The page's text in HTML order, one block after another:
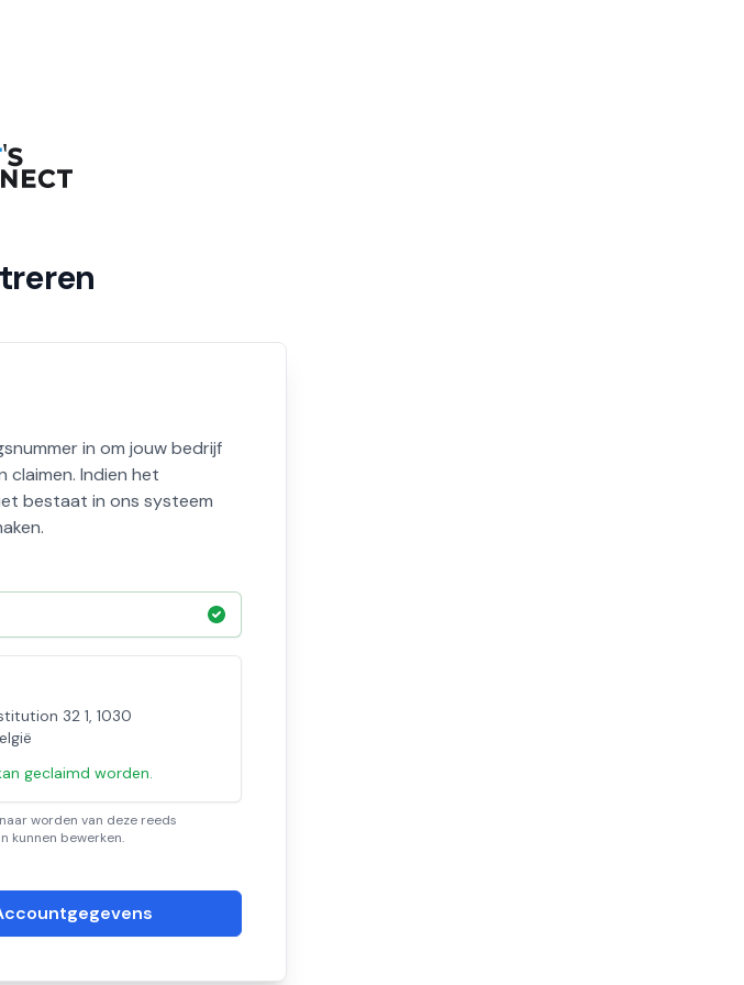
in om jouw bedrijf
claimen. Indien het
bestaat in ons systeem
32 1, 1030
geclaimd worden.
worden van deze reeds
kunnen bewerken.